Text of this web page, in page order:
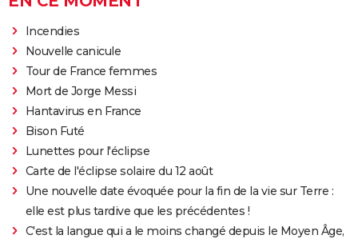
Incendies
Nouvelle canicule
Tour de France femmes
Mort de Jorge Messi
Hantavirus en France
Bison Futé
Lunettes pour l'éclipse
Carte de l'éclipse solaire du 12 août
Une nouvelle date évoquée pour la fin de la vie sur Terre :
elle est plus tardive que les précédentes !
C'est la langue qui a le moins changé depuis le Moyen Âge,